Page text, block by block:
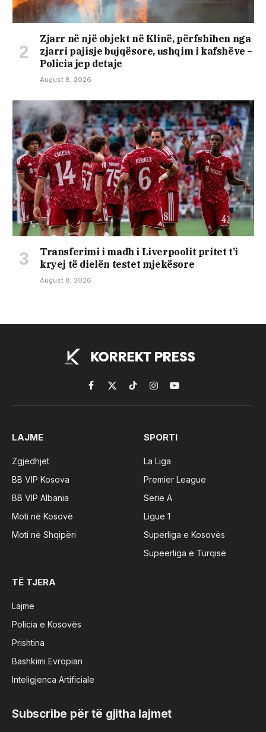
Zjarr në një objekt në Klinë, përfshihen nga
zjarri pajisje bujqësore, ushqim i kafshëve –
Policia jep detaje
August 8, 2026
Transferimi i madh i Liverpoolit pritet t’i
kryej të dielën testet mjekësore
August 8, 2026
Facebook
X
(Twitter)
TikTokInstagramYouTube
LAJME
Zgjedhjet
BB VIP Kosova
BB VIP Albania
Moti në Kosovë
Moti në Shqipëri
SPORTI
La Liga
Premier League
Serie A
Ligue 1
Superliga e Kosovës
Supeerliga e Turqisë
TË TJERA
Lajme
Policia e Kosovës
Prishtina
Bashkimi Evropian
Inteligjenca Artificiale
Subscribe për të gjitha lajmet